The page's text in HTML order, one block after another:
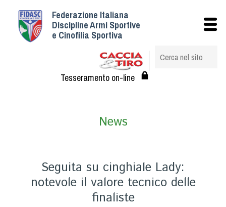
Federazione Italiana
Discipline Armi Sportive
e Cinofilia Sportiva
Tesseramento on-line
News
Seguita su cinghiale Lady:
notevole il valore tecnico delle
finaliste
Istituzionale
Struttura
Albo Veterinari federali
Statuto e Regolamenti
Assicurazione
Convenzioni
Società